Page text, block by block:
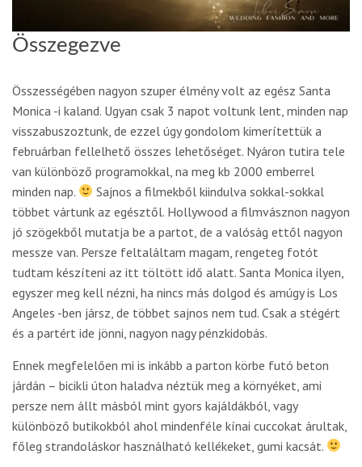
Összegezve
Összességében nagyon szuper élmény volt az egész Santa
Monica -i kaland. Ugyan csak 3 napot voltunk lent, minden nap
visszabuszoztunk, de ezzel úgy gondolom kimerítettük a
februárban fellelhető összes lehetőséget. Nyáron tutira tele
van különböző programokkal, na meg kb 2000 emberrel
minden nap.
Sajnos a filmekből kiindulva sokkal-sokkal
többet vártunk az egésztől. Hollywood a filmvásznon nagyon
jó szögekből mutatja be a partot, de a valóság ettől nagyon
messze van. Persze feltaláltam magam, rengeteg fotót
tudtam készíteni az itt töltött idő alatt. Santa Monica ilyen,
egyszer meg kell nézni, ha nincs más dolgod és amúgy is Los
Angeles -ben jársz, de többet sajnos nem tud. Csak a stégért
és a partért ide jönni, nagyon nagy pénzkidobás.
Ennek megfelelően mi is inkább a parton körbe futó beton
járdán – bicikli úton haladva néztük meg a környéket, ami
persze nem állt másból mint gyors kajáldákból, vagy
különböző butikokból ahol mindenféle kínai cuccokat árultak,
főleg strandoláskor használható kellékeket, gumi kacsát.